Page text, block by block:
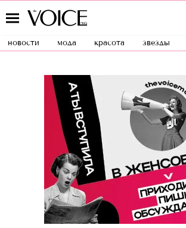
новости мода красота звезды